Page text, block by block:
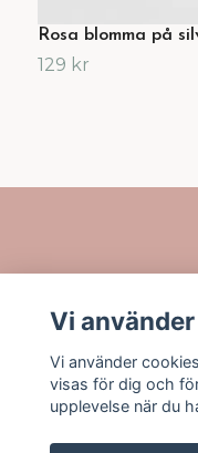
Rosa blomma på
129 kr
Sociala medier
Vi
Vi använder
visas för dig och
upplevelse när du